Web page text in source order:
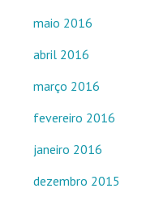
maio 2016
abril 2016
março 2016
fevereiro 2016
janeiro 2016
dezembro 2015